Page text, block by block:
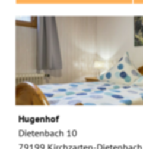
Hugenhof
Dietenbach 10